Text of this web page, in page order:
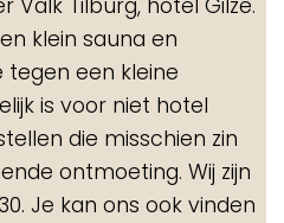
Valk Tilburg, hotel Gilze.
klein sauna en
tegen een kleine
is voor niet hotel
die misschien zin
ontmoeting. Wij zijn
Je kan ons ook vinden